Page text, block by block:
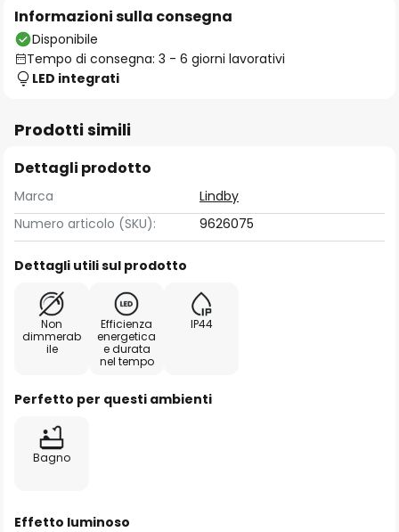
Informazioni sulla consegna
Disponibile
Tempo di consegna: 3 - 6 giorni lavorativi
LED integrati
Prodotti simili
Dettagli prodotto
Marca
Lindby
Numero articolo (SKU):
9626075
Dettagli utili sul prodotto
Non
dimmerab
ile
Efficienza
energetica
e durata
nel tempo
IP44
Perfetto per questi ambienti
Bagno
Effetto luminoso